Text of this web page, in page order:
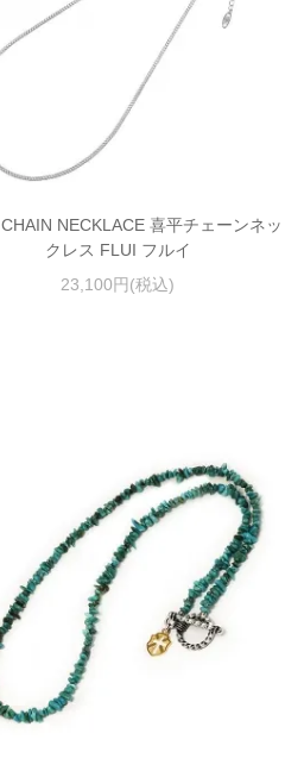
NECKLACE 喜平チェーンネッ
クレス FLUI フルイ
23,100円(税込)